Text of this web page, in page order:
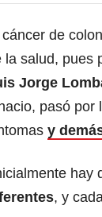
cáncer de
la salud, pues
Jorge
pasó por
y
hay
, y